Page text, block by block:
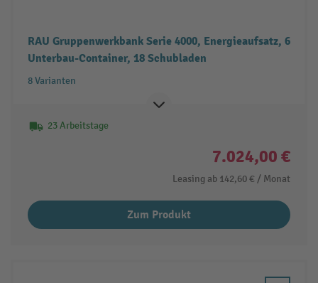
RAU Gruppenwerkbank Serie 4000, Energieaufsatz, 6
Unterbau-Container, 18 Schubladen
8 Varianten
23 Arbeitstage
7.024,00 €
Leasing ab 142,60 € / Monat
Zum Produkt